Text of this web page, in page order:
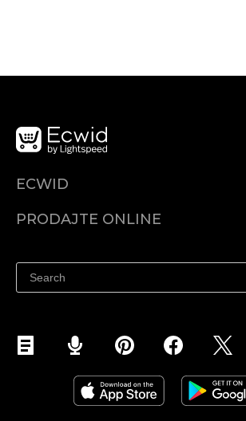
ECWID
PRODAJTE ONLINE